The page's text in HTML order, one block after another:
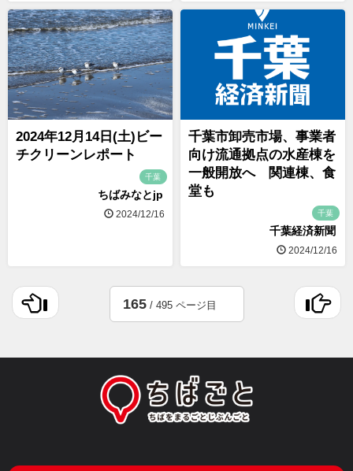
2024年12月14日(土)ビー
チクリーンレポート
千葉
ちばみなとjp
2024/12/16
千葉市卸売市場、事業者
向け流通拠点の水産棟を
一般開放へ 関連棟、食
堂も
千葉
千葉経済新聞
2024/12/16
165/ 495 ページ目